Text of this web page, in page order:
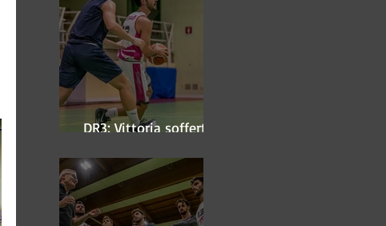
DR3: Vittoria sofferta a